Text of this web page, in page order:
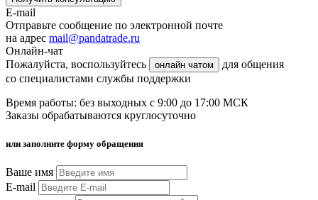
E-mail
Отправьте сообщение по электронной почте
на адрес mail@pandatrade.ru
Онлайн-чат
Пожалуйста, воспользуйтесь
онлайн чатом
для общения
со специалистами службы поддержки
Время работы: без выходных с 9:00 до 17:00 МСК
Заказы обрабатываются круглосуточно
или заполните форму обращения
Ваше имя
E-mail